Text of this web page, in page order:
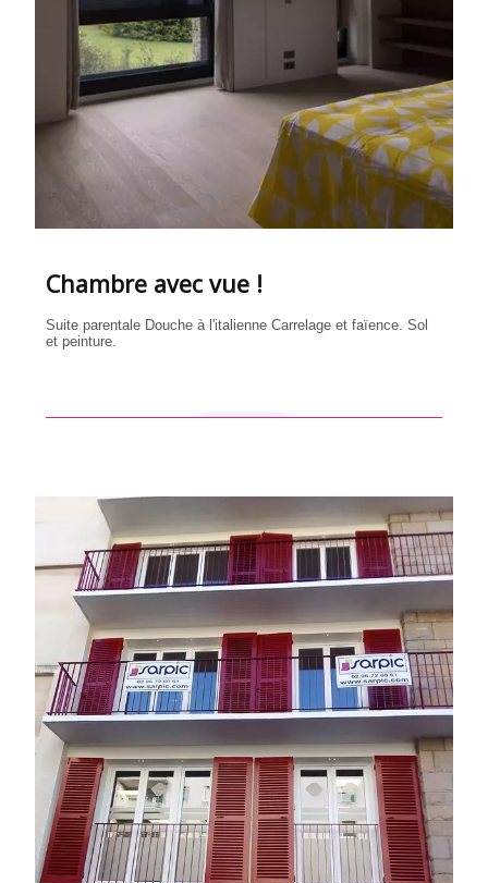
Chambre avec vue !
Suite parentale Douche à l'italienne Carrelage et faïence. Sol
et peinture.